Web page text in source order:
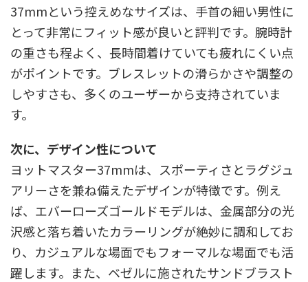
37mmという控えめなサイズは、手首の細い男性に
とって非常にフィット感が良いと評判です。腕時計
の重さも程よく、長時間着けていても疲れにくい点
がポイントです。ブレスレットの滑らかさや調整の
しやすさも、多くのユーザーから支持されていま
す。
次に、デザイン性について
ヨットマスター37mmは、スポーティさとラグジュ
アリーさを兼ね備えたデザインが特徴です。例え
ば、エバーローズゴールドモデルは、金属部分の光
沢感と落ち着いたカラーリングが絶妙に調和してお
り、カジュアルな場面でもフォーマルな場面でも活
躍します。また、ベゼルに施されたサンドブラスト